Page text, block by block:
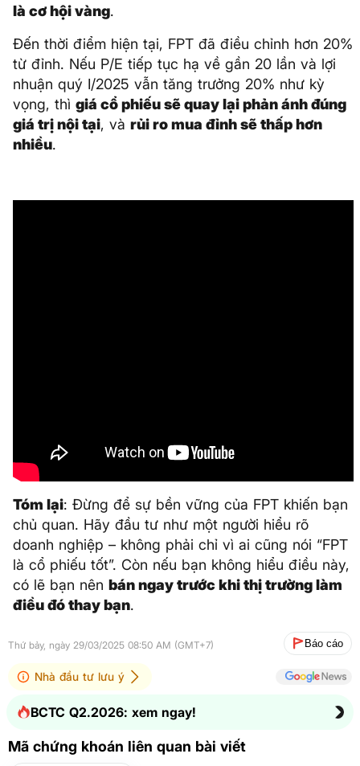
là cơ hội vàng.
Đến thời điểm hiện tại, FPT đã điều chỉnh hơn 20%
từ đỉnh. Nếu P/E tiếp tục hạ về gần 20 lần và lợi
nhuận quý I/2025 vẫn tăng trưởng 20% như kỳ
vọng, thì giá cổ phiếu sẽ quay lại phản ánh đúng
giá trị nội tại, và rủi ro mua đỉnh sẽ thấp hơn
nhiều.
Tóm lại: Đừng để sự bền vững của FPT khiến bạn
chủ quan. Hãy đầu tư như một người hiểu rõ
doanh nghiệp – không phải chỉ vì ai cũng nói “FPT
là cổ phiếu tốt”. Còn nếu bạn không hiểu điều này,
có lẽ bạn nên bán ngay trước khi thị trường làm
điều đó thay bạn.
Thứ bảy, ngày 29/03/2025 08:50 AM (GMT+7) Báo cáo
Nhà đầu tư lưu ý
BCTC Q2.2026: xem ngay!
Mã chứng khoán liên quan bài viết